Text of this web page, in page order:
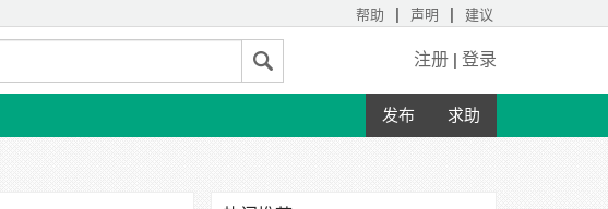
帮助 | 声明 | 建议
注册 | 登录
发布 求助